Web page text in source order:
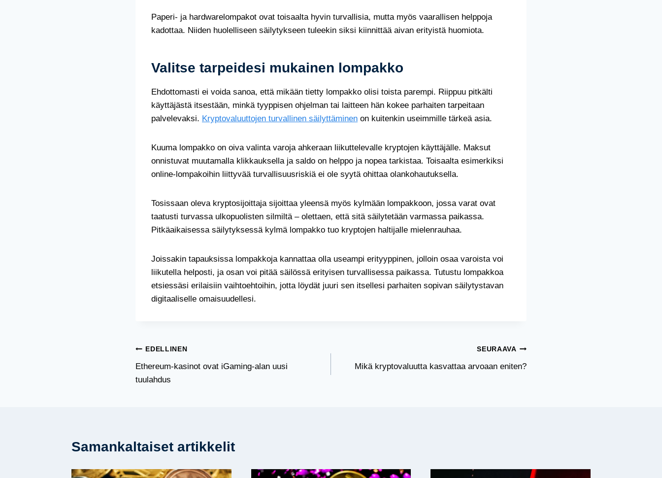
Paperi- ja hardwarelompakot ovat toisaalta hyvin turvallisia, mutta myös vaarallisen helppoja
kadottaa. Niiden huolelliseen säilytykseen tuleekin siksi kiinnittää aivan erityistä huomiota.
Valitse tarpeidesi mukainen lompakko
Ehdottomasti ei voida sanoa, että mikään tietty lompakko olisi toista parempi. Riippuu pitkälti
käyttäjästä itsestään, minkä tyyppisen ohjelman tai laitteen hän kokee parhaiten tarpeitaan
palvelevaksi. Kryptovaluuttojen turvallinen säilyttäminen on kuitenkin useimmille tärkeä asia.
Kuuma lompakko on oiva valinta varoja ahkeraan liikuttelevalle kryptojen käyttäjälle. Maksut
onnistuvat muutamalla klikkauksella ja saldo on helppo ja nopea tarkistaa. Toisaalta esimerkiksi
online-lompakoihin liittyvää turvallisuusriskiä ei ole syytä ohittaa olankohautuksella.
Tosissaan oleva kryptosijoittaja sijoittaa yleensä myös kylmään lompakkoon, jossa varat ovat
taatusti turvassa ulkopuolisten silmiltä – olettaen, että sitä säilytetään varmassa paikassa.
Pitkäaikaisessa säilytyksessä kylmä lompakko tuo kryptojen haltijalle mielenrauhaa.
Joissakin tapauksissa lompakkoja kannattaa olla useampi erityyppinen, jolloin osaa varoista voi
liikutella helposti, ja osan voi pitää säilössä erityisen turvallisessa paikassa. Tutustu lompakkoa
etsiessäsi erilaisiin vaihtoehtoihin, jotta löydät juuri sen itsellesi parhaiten sopivan säilytystavan
digitaaliselle omaisuudellesi.
Artikkelien
selaus
EDELLINEN
Ethereum-kasinot ovat iGaming-alan uusi
tuulahdus
SEURAAVA
Mikä kryptovaluutta kasvattaa arvoaan eniten?
Samankaltaiset artikkelit